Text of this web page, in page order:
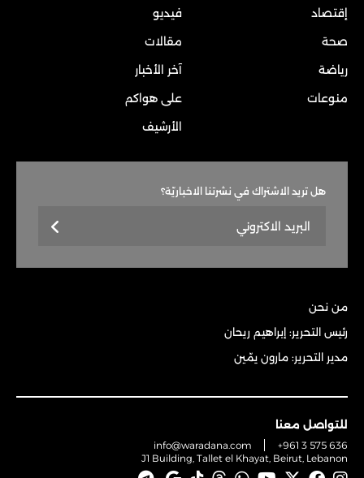
إقتصاد
صحة
رياضة
منوعات
فيديو
مقالات
آخر الأخبار
على هواكم
الأرشيف
هل تريد الاشتراك في نشرتنا الاخباريّة؟
من نحن
رئيس التحرير: إبراهيم ريحان
مدير التحرير: مارون يمّين
للتواصل معنا
info@waradana.com
+961 3 575 636
J1 Building, Tallet el Khayat, Beirut, Lebanon